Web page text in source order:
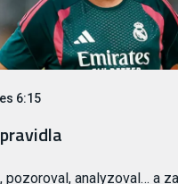
6:15
pozoroval, analyzoval… a